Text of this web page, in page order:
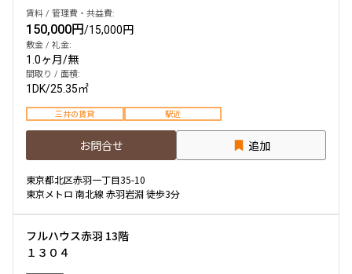
賃料 / 管理費・共益費:
150,000円/15,000円
敷金 / 礼金:
1.0ヶ月/無
間取り / 面積:
1DK/25.35㎡
三井の賃貸 駅近
お問合せ 追加
東京都北区赤羽一丁目35-10
東京メトロ 南北線 赤羽岩淵 徒歩3分
フルハウス赤羽 13階
１３０４